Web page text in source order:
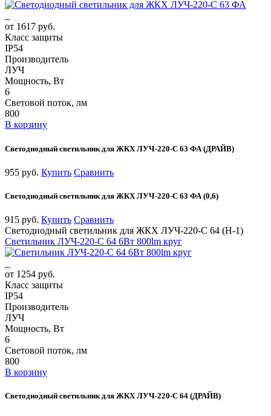
от 1617 руб.
Класс защиты
IP54
Производитель
ЛУЧ
Мощность, Вт
6
Световой поток, лм
800
В корзину
Светодиодный светильник для ЖКХ ЛУЧ-220-С 63 ФА (ДРАЙВ)
955 руб. Купить Сравнить
Светодиодный светильник для ЖКХ ЛУЧ-220-С 63 ФА (0,6)
915 руб. Купить Сравнить
Светодиодный светильник для ЖКХ ЛУЧ-220-С 64 (Н-1)
Светильник ЛУЧ-220-С 64 6Вт 800lm круг
от 1254 руб.
Класс защиты
IP54
Производитель
ЛУЧ
Мощность, Вт
6
Световой поток, лм
800
В корзину
Светодиодный светильник для ЖКХ ЛУЧ-220-С 64 (ДРАЙВ)